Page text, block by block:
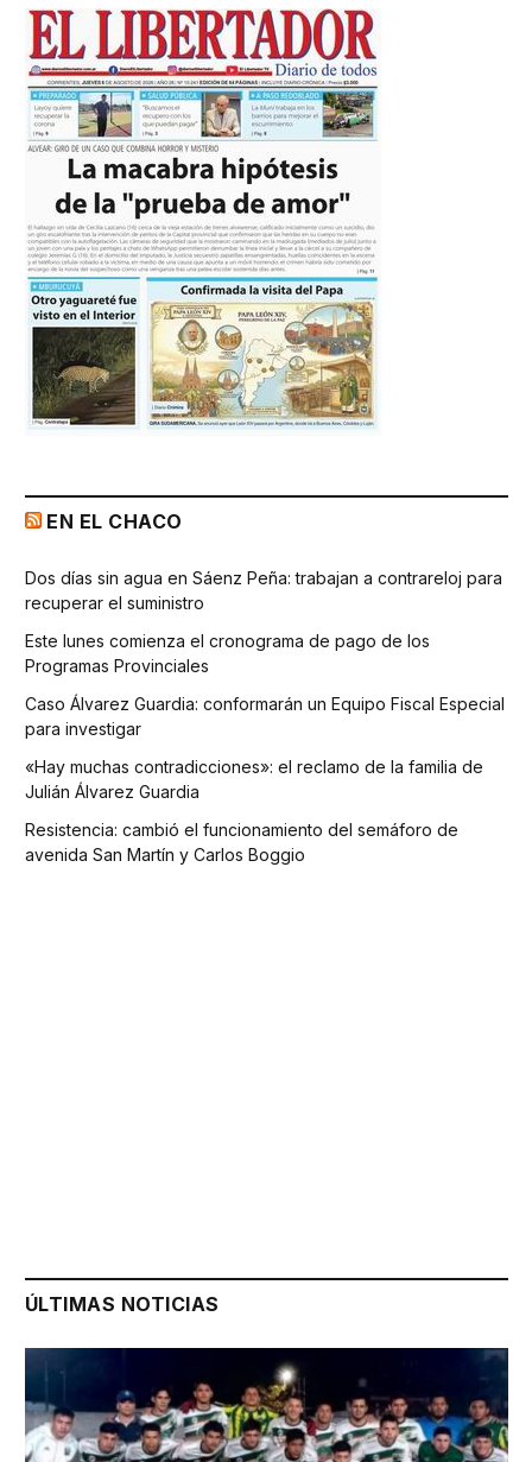
EN EL CHACO
Dos días sin agua en Sáenz Peña: trabajan a contrareloj para
recuperar el suministro
Este lunes comienza el cronograma de pago de los
Programas Provinciales
Caso Álvarez Guardia: conformarán un Equipo Fiscal Especial
para investigar
«Hay muchas contradicciones»: el reclamo de la familia de
Julián Álvarez Guardia
Resistencia: cambió el funcionamiento del semáforo de
avenida San Martín y Carlos Boggio
ÚLTIMAS NOTICIAS